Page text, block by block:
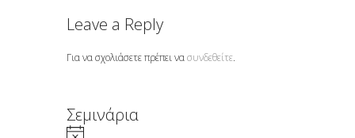
Leave a Reply
Για να σχολιάσετε πρέπει νασυνδεθείτε.
Σεμινάρια